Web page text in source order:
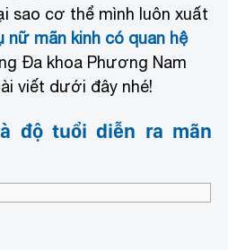
sao cơ thể mình luôn xuất
nữ mãn kinh có quan hệ
Đa khoa Phương Nam
viết dưới đây nhé!
độ tuổi diễn ra mãn